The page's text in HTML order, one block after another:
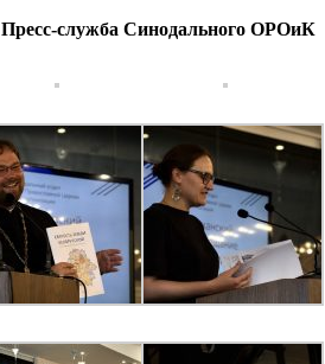
Пресс-служба Синодального ОРОиК